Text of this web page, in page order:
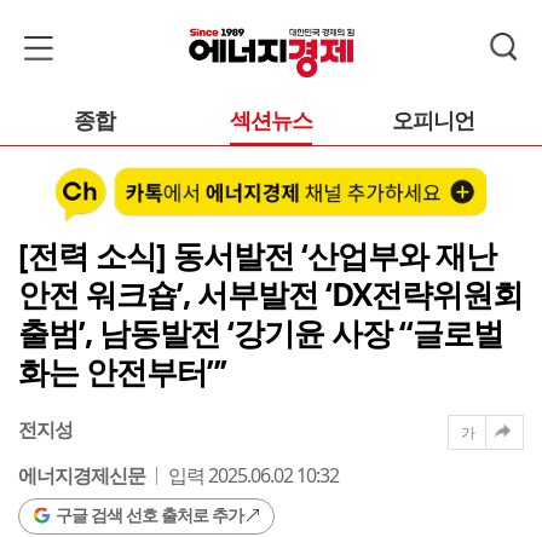
종합 섹션뉴스 오피니언
[전력 소식] 동서발전 ‘산업부와 재난
안전 워크숍’, 서부발전 ‘DX전략위원회
출범’, 남동발전 ‘강기윤 사장 “글로벌
화는 안전부터”’
전지성
에너지경제신문
입력 2025.06.02 10:32
구글 검색 선호 출처로 추가
가